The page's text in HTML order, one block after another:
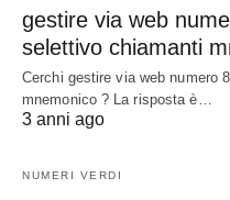
gestire via web
selettivo chiamanti
Cerchi gestire via web numero
mnemonico ? La risposta è…
3 anni ago
NUMERI VERDI